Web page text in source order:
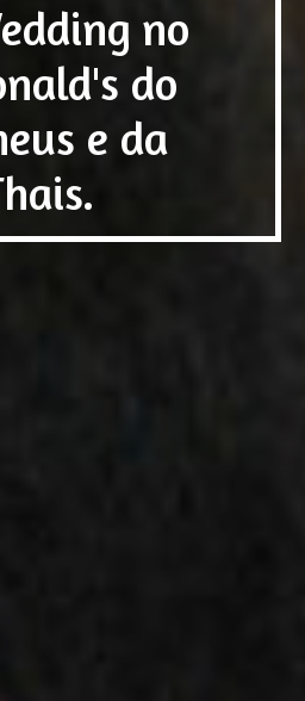
no
do
e da